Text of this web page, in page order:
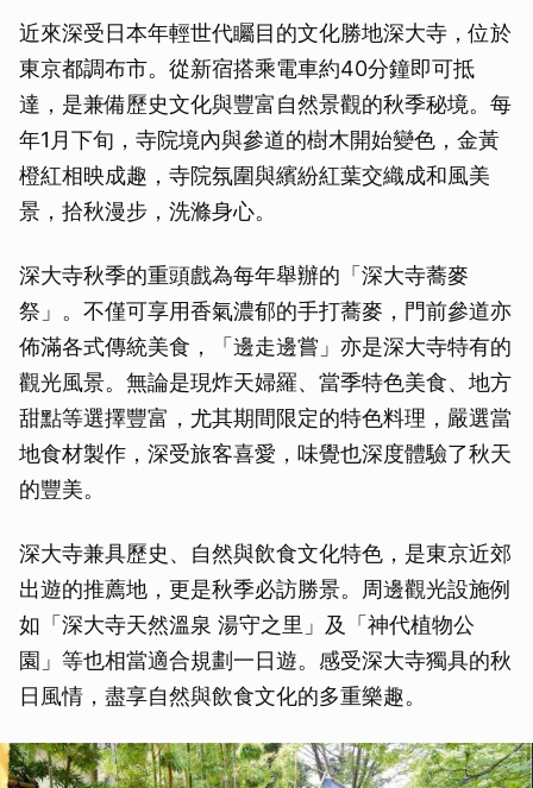
近來深受日本年輕世代矚目的文化勝地深大寺，位於
東京都調布市。從新宿搭乘電車約40分鐘即可抵
達，是兼備歷史文化與豐富自然景觀的秋季秘境。每
年1月下旬，寺院境內與參道的樹木開始變色，金黃
橙紅相映成趣，寺院氛圍與繽紛紅葉交織成和風美
景，拾秋漫步，洗滌身心。
深大寺秋季的重頭戲為每年舉辦的「深大寺蕎麥
祭」。不僅可享用香氣濃郁的手打蕎麥，門前參道亦
佈滿各式傳統美食，「邊走邊嘗」亦是深大寺特有的
觀光風景。無論是現炸天婦羅、當季特色美食、地方
甜點等選擇豐富，尤其期間限定的特色料理，嚴選當
地食材製作，深受旅客喜愛，味覺也深度體驗了秋天
的豐美。
深大寺兼具歷史、自然與飲食文化特色，是東京近郊
出遊的推薦地，更是秋季必訪勝景。周邊觀光設施例
如「深大寺天然溫泉 湯守之里」及「神代植物公
園」等也相當適合規劃一日遊。感受深大寺獨具的秋
日風情，盡享自然與飲食文化的多重樂趣。